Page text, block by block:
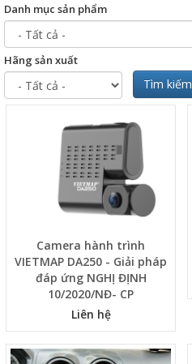
Danh mục sản phẩm
Hãng sản xuất
Tìm kiếm
Camera hành trình
VIETMAP DA250 - Giải pháp
đáp ứng NGHỊ ĐỊNH
10/2020/NĐ- CP
Liên hệ